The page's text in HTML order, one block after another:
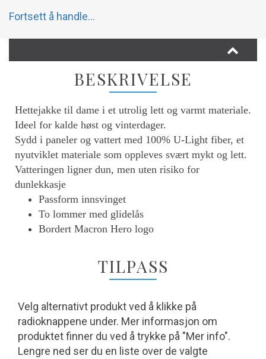
Fortsett å handle...
BESKRIVELSE
Hettejakke til dame i et utrolig lett og varmt materiale.
Ideel for kalde høst og vinterdager.
Sydd i paneler og vattert med 100% U-Light fiber, et
nyutviklet materiale som oppleves svært mykt og lett.
Vatteringen ligner dun, men uten risiko for
dunlekkasje
Passform innsvinget
To lommer med glidelås
Bordert Macron Hero logo
TILPASS
Velg alternativt produkt ved å klikke på
radioknappene under. Mer informasjon om
produktet finner du ved å trykke på "Mer info".
Lengre ned ser du en liste over de valgte